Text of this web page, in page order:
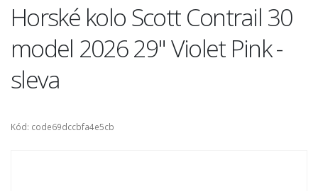
Horské kolo Scott Contrail 30
model 2026 29" Violet Pink -
sleva
Kód: code69dccbfa4e5cb